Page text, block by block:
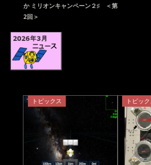
か ミリオンキャンペーン２♯ ＜第
2回＞
トピックス トピッ